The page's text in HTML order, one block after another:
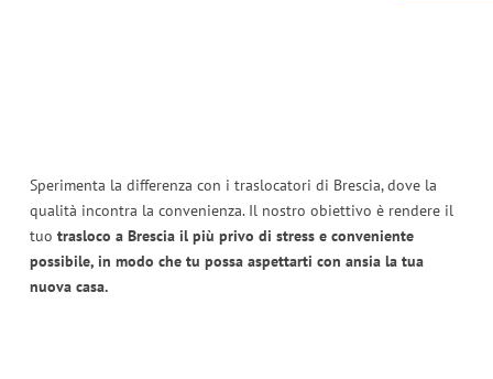
Sperimenta la differenza con i traslocatori di Brescia, dove la
qualità incontra la convenienza. Il nostro obiettivo è rendere il
tuo trasloco a Brescia il più privo di stress e conveniente
possibile, in modo che tu possa aspettarti con ansia la tua
nuova casa.